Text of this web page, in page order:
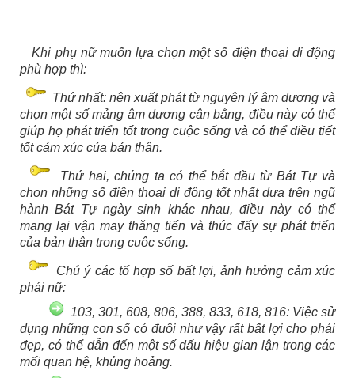
Khi phụ nữ muốn lựa chọn một số điện thoại di động
phù hợp thì:
Thứ nhất: nên xuất phát từ nguyên lý âm dương và
chọn một số mảng âm dương cân bằng, điều này có thể
giúp họ phát triển tốt trong cuộc sống và có thể điều tiết
tốt cảm xúc của bản thân.
Thứ hai, chúng ta có thể bắt đầu từ Bát Tự và
chọn những số điện thoại di động tốt nhất dựa trên ngũ
hành Bát Tự ngày sinh khác nhau, điều này có thể
mang lại vận may thăng tiến và thúc đẩy sự phát triển
của bản thân trong cuộc sống.
Chú ý các tổ hợp số bất lợi, ảnh hưởng cảm xúc
phái nữ:
103, 301, 608, 806, 388, 833, 618, 816: Việc sử
dụng những con số có đuôi như vậy rất bất lợi cho phái
đẹp, có thể dẫn đến một số dấu hiệu gian lận trong các
mối quan hệ, khủng hoảng.